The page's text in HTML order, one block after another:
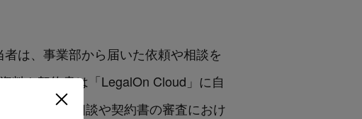
は、事業部から届いた依頼や相談を
料や契約書は「LegalOn Cloud」に自
」上で法務相談や契約書の審査におけ